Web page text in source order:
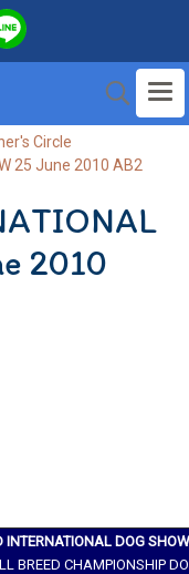
Circle
25 June 2010 AB2
2010
INTERNATIONAL DOG
BREED CHAMPIONSHIP